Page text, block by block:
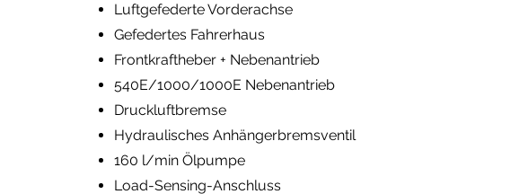
Luftgefederte Vorderachse
Gefedertes Fahrerhaus
Frontkraftheber + Nebenantrieb
540E/1000/1000E Nebenantrieb
Druckluftbremse
Hydraulisches Anhängerbremsventil
160 l/min Ölpumpe
Load-Sensing-Anschluss